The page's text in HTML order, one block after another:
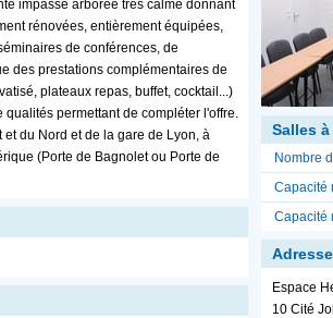
impasse arborée très calme donnant
rénovées, entièrement équipées,
de conférences, de
des prestations complémentaires de
plateaux repas, buffet, cocktail...)
permettant de compléter l'offre.
et du Nord et de la gare de Lyon, à
(Porte de Bagnolet ou Porte de
Salles
Nombre
Capacité
Capacité
Adresse
Espace
10 Cité